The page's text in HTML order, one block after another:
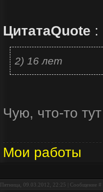
ЦитатаQuote :
2) 16 лет
Чую, что-то
Мои работы
Пятница, 09.03.2012, 22:25 | Сообщение #